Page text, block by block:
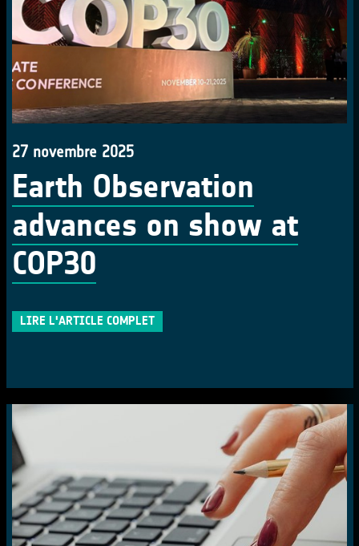
27 novembre 2025
Earth Observation
advances on show at
COP30
LIRE L'ARTICLE COMPLET